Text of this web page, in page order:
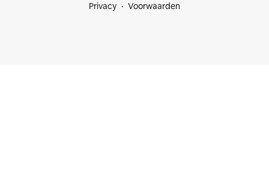
Privacy
Voorwaarden